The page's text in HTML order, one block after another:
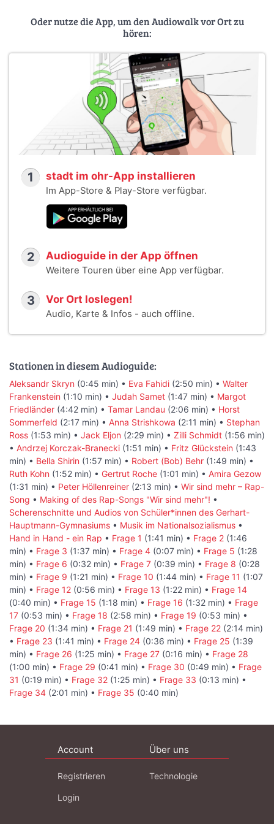
Familienberatungsstelle Treptow-Köpenick
Oder nutze die App, um den Audiowalk vor Ort zu
hören:
1 stadt im ohr-App installieren
Im App-Store & Play-Store verfügbar.
2 Audioguide in der App öffnen
Weitere Touren über eine App verfügbar.
3 Vor Ort loslegen!
Audio, Karte & Infos - auch offline.
Stationen in diesem Audioguide:
Aleksandr Skryn (0:45 min) • Eva Fahidi (2:50 min) • Walter
Frankenstein (1:10 min) • Judah Samet (1:47 min) • Margot
Friedländer (4:42 min) • Tamar Landau (2:06 min) • Horst
Sommerfeld (2:17 min) • Anna Strishkowa (2:11 min) • Stephan
Ross (1:53 min) • Jack Eljon (2:29 min) • Zilli Schmidt (1:56 min)
• Andrzej Korczak-Branecki (1:51 min) • Fritz Glückstein (1:43
min) • Bella Shirin (1:57 min) • Robert (Bob) Behr (1:49 min) •
Ruth Kohn (1:52 min) • Gertrut Roche (1:01 min) • Amira Gezow
(1:31 min) • Peter Höllenreiner (2:13 min) • Wir sind mehr – Rap-
Song • Making of des Rap-Songs "Wir sind mehr"! •
Scherenschnitte und Audios von Schüler*innen des Gerhart-
Hauptmann-Gymnasiums • Musik im Nationalsozialismus •
Hand in Hand - ein Rap • Frage 1 (1:41 min) • Frage 2 (1:46
min) • Frage 3 (1:37 min) • Frage 4 (0:07 min) • Frage 5 (1:28
min) • Frage 6 (0:32 min) • Frage 7 (0:39 min) • Frage 8 (0:28
min) • Frage 9 (1:21 min) • Frage 10 (1:44 min) • Frage 11 (1:07
min) • Frage 12 (0:56 min) • Frage 13 (1:22 min) • Frage 14
(0:40 min) • Frage 15 (1:18 min) • Frage 16 (1:32 min) • Frage
17 (0:53 min) • Frage 18 (2:58 min) • Frage 19 (0:53 min) •
Frage 20 (1:34 min) • Frage 21 (1:49 min) • Frage 22 (2:14 min)
• Frage 23 (1:41 min) • Frage 24 (0:36 min) • Frage 25 (1:39
min) • Frage 26 (1:25 min) • Frage 27 (0:16 min) • Frage 28
(1:00 min) • Frage 29 (0:41 min) • Frage 30 (0:49 min) • Frage
31 (0:19 min) • Frage 32 (1:25 min) • Frage 33 (0:13 min) •
Frage 34 (2:01 min) • Frage 35 (0:40 min)
Account
Registrieren
Login
Über uns
Technologie